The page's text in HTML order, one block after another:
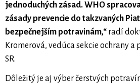
jednoduchých zásad. WHO
zásady prevencie do takzvaných
bezpečnejším potravinám,“ radí
Kromerová, vedúca sekcie ochrany
SR.
Dôležitý je aj výber čerstvých